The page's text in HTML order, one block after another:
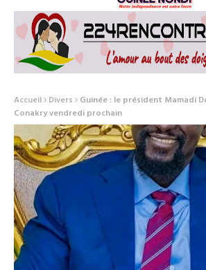
Accueil Divers Guinée : le président Mamadi
Conakry vendredi prochain